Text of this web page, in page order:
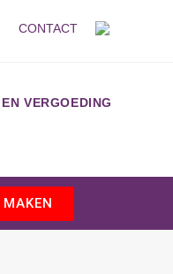
CONTACT
VERGOEDING